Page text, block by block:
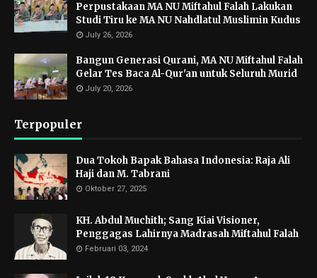
Perpustakaan MA NU Miftahul Falah Lakukan
Studi Tiru ke MA NU Nahdlatul Muslimin Kudus
July 26, 2026
Bangun Generasi Qurani, MA NU Miftahul Falah
Gelar Tes Baca Al-Qur'an untuk Seluruh Murid
July 20, 2026
Terpopuler
Dua Tokoh Bapak Bahasa Indonesia: Raja Ali
Haji dan M. Tabrani
Oktober 27, 2025
KH. Abdul Muchith; Sang Kiai Visioner,
Penggagas Lahirnya Madrasah Miftahul Falah
Februari 03, 2024